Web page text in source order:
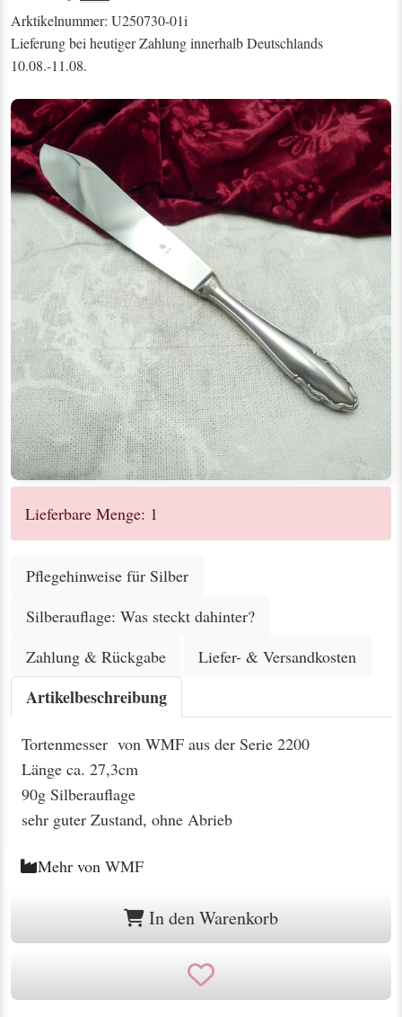
Arktikelnummer: U250730-01i
Lieferung bei heutiger Zahlung innerhalb Deutschlands
10.08.-11.08.
Lieferbare Menge: 1
Pflegehinweise für Silber
Silberauflage: Was steckt dahinter?
Zahlung & Rückgabe
Liefer- & Versandkosten
Artikelbeschreibung
Tortenmesser von WMF aus der Serie 2200
Länge ca. 27,3cm
90g Silberauflage
sehr guter Zustand, ohne Abrieb
Mehr von WMF
In den Warenkorb